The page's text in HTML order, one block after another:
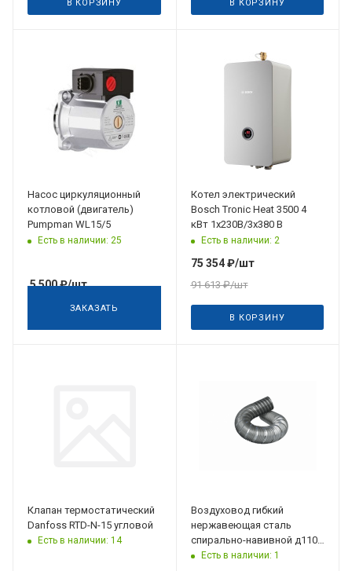
В КОРЗИНУ В КОРЗИНУ
поступления
29.08.2026
Насос циркуляционный
котловой (двигатель)
Pumpman WL15/5
Есть в наличии: 25
5 500₽/шт
ЗАКАЗАТЬ
Котел электрический
Bosch Tronic Heat 3500 4
кВт 1x230В/3х380 В
Есть в наличии: 2
75 354₽/шт
91 613₽/шт
В КОРЗИНУ
Клапан термостатический
Danfoss RTD-N-15 угловой
Есть в наличии: 14
Воздуховод гибкий
нержавеющая сталь
спирально-навивной д110-
1,5m ERA
Есть в наличии: 1